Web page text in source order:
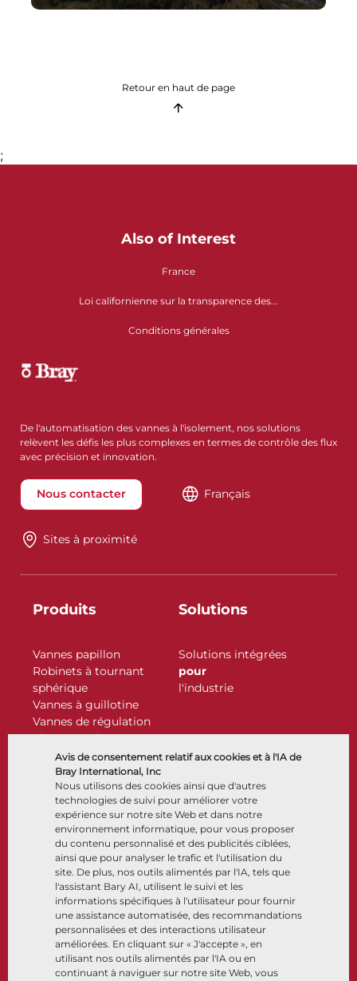
Avis de consentement relatif aux cookies et à l'IA de
Bray International, Inc
Nous utilisons des cookies ainsi que d'autres
technologies de suivi pour améliorer votre
expérience sur notre site Web et dans notre
environnement informatique, pour vous proposer
du contenu personnalisé et des publicités ciblées,
ainsi que pour analyser le trafic et l'utilisation du
site. De plus, nos outils alimentés par l'IA, tels que
l'assistant Bary AI, utilisent le suivi et les
informations spécifiques à l'utilisateur pour fournir
une assistance automatisée, des recommandations
personnalisées et des interactions utilisateur
améliorées. En cliquant sur « J'accepte », en
utilisant nos outils alimentés par l'IA ou en
continuant à naviguer sur notre site Web, vous
Retour en haut de page
;
Also of Interest
France
Loi californienne sur la transparence des...
Conditions générales
De l'automatisation des vannes à l'isolement, nos solutions
relèvent les défis les plus complexes en termes de contrôle des flux
avec précision et innovation.
Nous contacter Français
Sites à proximité
Produits
Vannes papillon
Robinets à tournant
sphérique
Vannes à guillotine
Vannes de régulation
Clapets antiretour
Actionneurs
Accessoires de contrôle
Cryogénique
Solutions
Solutions intégrées
pour
l'industrie
Entreprise
À propos
Sites
Partenariats
Développement durable
Portail clients
Ressources
Documents
Centre de connaissance
Logiciels
Sélection de matériaux
Suivez-nous LinkedIn